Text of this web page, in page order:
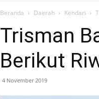
Beranda Daerah Kendari
Trisman
Berikut
4 November 2019